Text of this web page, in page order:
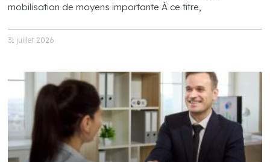
mobilisation de moyens importante À ce titre,
31 juillet 2026